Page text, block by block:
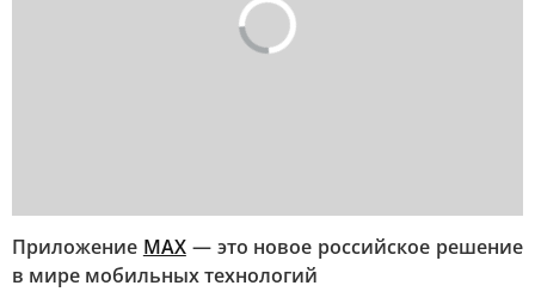
Приложение MAX— это новое российское решение
в мире мобильных технологий